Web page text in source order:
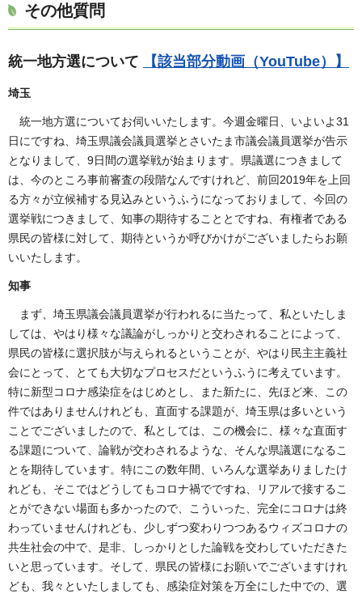
その他質問
統一地方選について 【該当部分動画（YouTube）】
埼玉
統一地方選についてお伺いいたします。今週金曜日、いよいよ31
日にですね、埼玉県議会議員選挙とさいたま市議会議員選挙が告示
となりまして、9日間の選挙戦が始まります。県議選につきまして
は、今のところ事前審査の段階なんですけれど、前回2019年を上回
る方々が立候補する見込みというふうになっておりまして、今回の
選挙戦につきまして、知事の期待することとですね、有権者である
県民の皆様に対して、期待というか呼びかけがございましたらお願
いいたします。
知事
まず、埼玉県議会議員選挙が行われるに当たって、私といたしま
しては、やはり様々な議論がしっかりと交わされることによって、
県民の皆様に選択肢が与えられるということが、やはり民主主義社
会にとって、とても大切なプロセスだというふうに考えています。
特に新型コロナ感染症をはじめとし、また新たに、先ほど来、この
件ではありませんけれども、直面する課題が、埼玉県は多いという
ことでございましたので、私としては、この機会に、様々な直面す
る課題について、論戦が交わされるような、そんな県議選になるこ
とを期待しています。特にこの数年間、いろんな選挙ありましたけ
れども、そこではどうしてもコロナ禍でですね、リアルで接するこ
とができない場面も多かったので、こういった、完全にコロナは終
わっていませんけれども、少しずつ変わりつつあるウィズコロナの
共生社会の中で、是非、しっかりとした論戦を交わしていただきた
いと思っています。そして、県民の皆様にお願いでございますけれ
ども、我々といたしましても、感染症対策を万全にした中での、選